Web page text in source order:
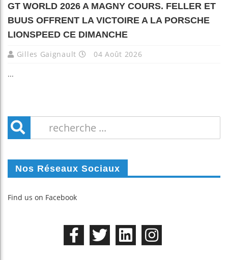
GT WORLD 2026 A MAGNY COURS. FELLER ET
BUUS OFFRENT LA VICTOIRE A LA PORSCHE
LIONSPEED CE DIMANCHE
Gilles Gaignault 04 Août 2026
...
Nos Réseaux Sociaux
Find us on Facebook